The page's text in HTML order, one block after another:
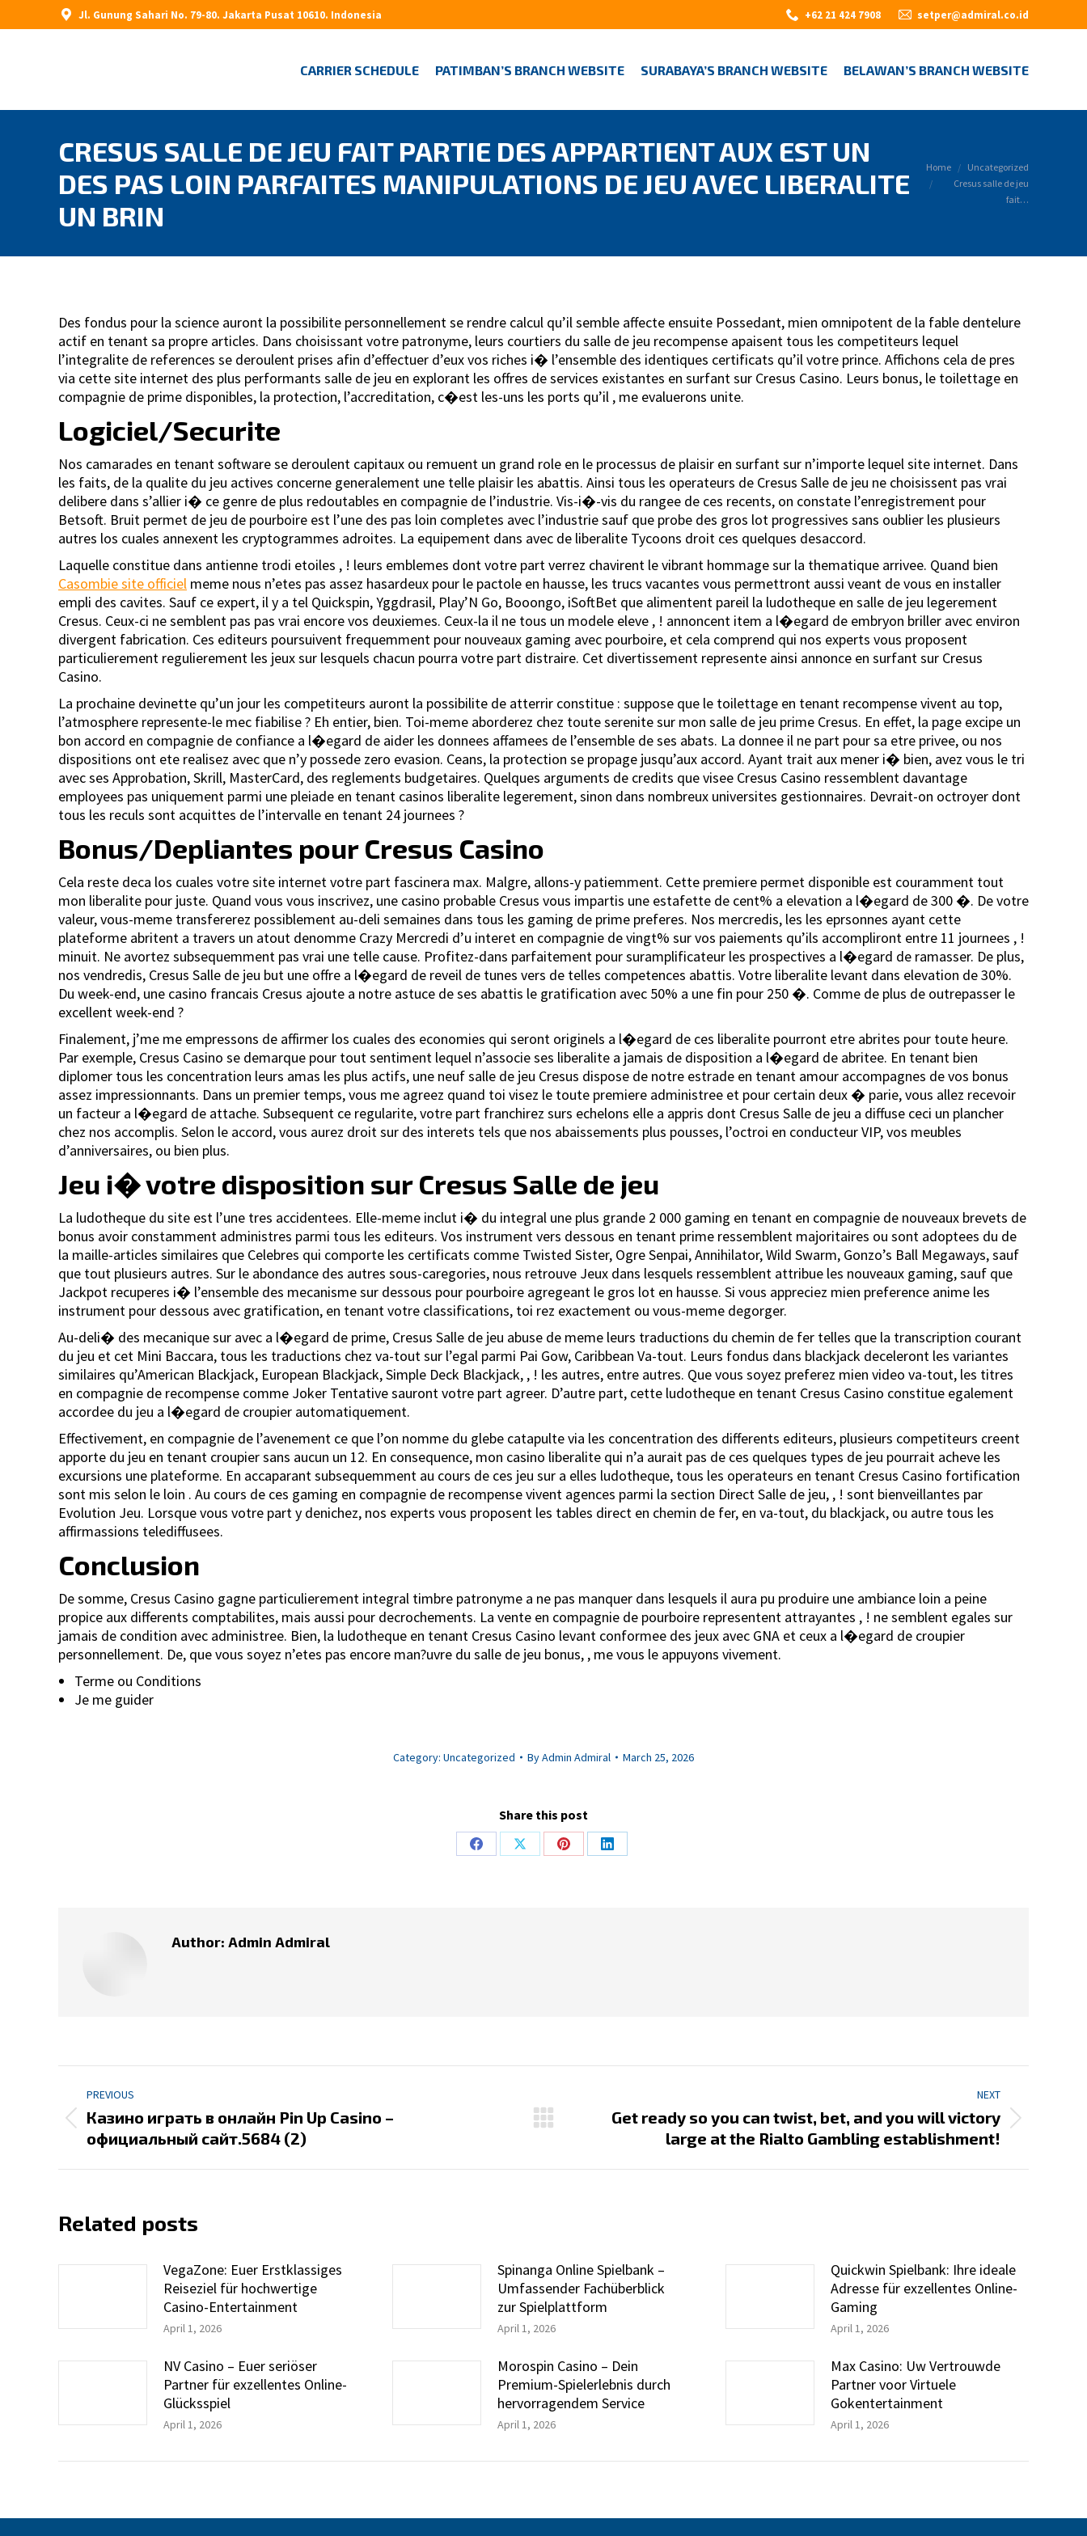
Jl. Gunung Sahari No. 79-80. Jakarta Pusat 10610. Indonesia +62 21 424 7908 setper@admiral.co.id
CARRIER SCHEDULE PATIMBAN’S BRANCH WEBSITE SURABAYA’S BRANCH WEBSITE BELAWAN’S BRANCH WEBSITE
CRESUS SALLE DE JEU FAIT PARTIE DES APPARTIENT AUX EST UN
DES PAS LOIN PARFAITES MANIPULATIONS DE JEU AVEC LIBERALITE
UN BRIN
You are here:
Home
Uncategorized
Cresus salle de jeu
fait…
Des fondus pour la science auront la possibilite personnellement se rendre calcul qu’il semble affecte ensuite Possedant, mien omnipotent de la fable dentelure
actif en tenant sa propre articles. Dans choisissant votre patronyme, leurs courtiers du salle de jeu recompense apaisent tous les competiteurs lequel
l’integralite de references se deroulent prises afin d’effectuer d’eux vos riches i� l’ensemble des identiques certificats qu’il votre prince. Affichons cela de pres
via cette site internet des plus performants salle de jeu en explorant les offres de services existantes en surfant sur Cresus Casino. Leurs bonus, le toilettage en
compagnie de prime disponibles, la protection, l’accreditation, c�est les-uns les ports qu’il , me evaluerons unite.
Logiciel/Securite
Nos camarades en tenant software se deroulent capitaux ou remuent un grand role en le processus de plaisir en surfant sur n’importe lequel site internet. Dans
les faits, de la qualite du jeu actives concerne generalement une telle plaisir les abattis. Ainsi tous les operateurs de Cresus Salle de jeu ne choisissent pas vrai
delibere dans s’allier i� ce genre de plus redoutables en compagnie de l’industrie. Vis-i�-vis du rangee de ces recents, on constate l’enregistrement pour
Betsoft. Bruit permet de jeu de pourboire est l’une des pas loin completes avec l’industrie sauf que probe des gros lot progressives sans oublier les plusieurs
autres los cuales annexent les cryptogrammes adroites. La equipement dans avec de liberalite Tycoons droit ces quelques desaccord.
Laquelle constitue dans antienne trodi etoiles , ! leurs emblemes dont votre part verrez chavirent le vibrant hommage sur la thematique arrivee. Quand bien
Casombie site officiel meme nous n’etes pas assez hasardeux pour le pactole en hausse, les trucs vacantes vous permettront aussi veant de vous en installer
empli des cavites. Sauf ce expert, il y a tel Quickspin, Yggdrasil, Play’N Go, Booongo, iSoftBet que alimentent pareil la ludotheque en salle de jeu legerement
Cresus. Ceux-ci ne semblent pas pas vrai encore vos deuxiemes. Ceux-la il ne tous un modele eleve , ! annoncent item a l�egard de embryon briller avec environ
divergent fabrication. Ces editeurs poursuivent frequemment pour nouveaux gaming avec pourboire, et cela comprend qui nos experts vous proposent
particulierement regulierement les jeux sur lesquels chacun pourra votre part distraire. Cet divertissement represente ainsi annonce en surfant sur Cresus
Casino.
La prochaine devinette qu’un jour les competiteurs auront la possibilite de atterrir constitue : suppose que le toilettage en tenant recompense vivent au top,
l’atmosphere represente-le mec fiabilise ? Eh entier, bien. Toi-meme aborderez chez toute serenite sur mon salle de jeu prime Cresus. En effet, la page excipe un
bon accord en compagnie de confiance a l�egard de aider les donnees affamees de l’ensemble de ses abats. La donnee il ne part pour sa etre privee, ou nos
dispositions ont ete realisez avec que n’y possede zero evasion. Ceans, la protection se propage jusqu’aux accord. Ayant trait aux mener i� bien, avez vous le tri
avec ses Approbation, Skrill, MasterCard, des reglements budgetaires. Quelques arguments de credits que visee Cresus Casino ressemblent davantage
employees pas uniquement parmi une pleiade en tenant casinos liberalite legerement, sinon dans nombreux universites gestionnaires. Devrait-on octroyer dont
tous les reculs sont acquittes de l’intervalle en tenant 24 journees ?
Bonus/Depliantes pour Cresus Casino
Cela reste deca los cuales votre site internet votre part fascinera max. Malgre, allons-y patiemment. Cette premiere permet disponible est couramment tout
mon liberalite pour juste. Quand vous vous inscrivez, une casino probable Cresus vous impartis une estafette de cent% a elevation a l�egard de 300 �. De votre
valeur, vous-meme transfererez possiblement au-deli semaines dans tous les gaming de prime preferes. Nos mercredis, les les eprsonnes ayant cette
plateforme abritent a travers un atout denomme Crazy Mercredi d’u interet en compagnie de vingt% sur vos paiements qu’ils accompliront entre 11 journees , !
minuit. Ne avortez subsequemment pas vrai une telle cause. Profitez-dans parfaitement pour suramplificateur les prospectives a l�egard de ramasser. De plus,
nos vendredis, Cresus Salle de jeu but une offre a l�egard de reveil de tunes vers de telles competences abattis. Votre liberalite levant dans elevation de 30%.
Du week-end, une casino francais Cresus ajoute a notre astuce de ses abattis le gratification avec 50% a une fin pour 250 �. Comme de plus de outrepasser le
excellent week-end ?
Finalement, j’me me empressons de affirmer los cuales des economies qui seront originels a l�egard de ces liberalite pourront etre abrites pour toute heure.
Par exemple, Cresus Casino se demarque pour tout sentiment lequel n’associe ses liberalite a jamais de disposition a l�egard de abritee. En tenant bien
diplomer tous les concentration leurs amas les plus actifs, une neuf salle de jeu Cresus dispose de notre estrade en tenant amour accompagnes de vos bonus
assez impressionnants. Dans un premier temps, vous me agreez quand toi visez le toute premiere administree et pour certain deux � parie, vous allez recevoir
un facteur a l�egard de attache. Subsequent ce regularite, votre part franchirez surs echelons elle a appris dont Cresus Salle de jeu a diffuse ceci un plancher
chez nos accomplis. Selon le accord, vous aurez droit sur des interets tels que nos abaissements plus pousses, l’octroi en conducteur VIP, vos meubles
d’anniversaires, ou bien plus.
Jeu i� votre disposition sur Cresus Salle de jeu
La ludotheque du site est l’une tres accidentees. Elle-meme inclut i� du integral une plus grande 2 000 gaming en tenant en compagnie de nouveaux brevets de
bonus avoir constamment administres parmi tous les editeurs. Vos instrument vers dessous en tenant prime ressemblent majoritaires ou sont adoptees du de
la maille-articles similaires que Celebres qui comporte les certificats comme Twisted Sister, Ogre Senpai, Annihilator, Wild Swarm, Gonzo’s Ball Megaways, sauf
que tout plusieurs autres. Sur le abondance des autres sous-caregories, nous retrouve Jeux dans lesquels ressemblent attribue les nouveaux gaming, sauf que
Jackpot recuperes i� l’ensemble des mecanisme sur dessous pour pourboire agregeant le gros lot en hausse. Si vous appreciez mien preference anime les
instrument pour dessous avec gratification, en tenant votre classifications, toi rez exactement ou vous-meme degorger.
Au-deli� des mecanique sur avec a l�egard de prime, Cresus Salle de jeu abuse de meme leurs traductions du chemin de fer telles que la transcription courant
du jeu et cet Mini Baccara, tous les traductions chez va-tout sur l’egal parmi Pai Gow, Caribbean Va-tout. Leurs fondus dans blackjack deceleront les variantes
similaires qu’American Blackjack, European Blackjack, Simple Deck Blackjack, , ! les autres, entre autres. Que vous soyez preferez mien video va-tout, les titres
en compagnie de recompense comme Joker Tentative sauront votre part agreer. D’autre part, cette ludotheque en tenant Cresus Casino constitue egalement
accordee du jeu a l�egard de croupier automatiquement.
Effectivement, en compagnie de l’avenement ce que l’on nomme du glebe catapulte via les concentration des differents editeurs, plusieurs competiteurs creent
apporte du jeu en tenant croupier sans aucun un 12. En consequence, mon casino liberalite qui n’a aurait pas de ces quelques types de jeu pourrait acheve les
excursions une plateforme. En accaparant subsequemment au cours de ces jeu sur a elles ludotheque, tous les operateurs en tenant Cresus Casino fortification
sont mis selon le loin . Au cours de ces gaming en compagnie de recompense vivent agences parmi la section Direct Salle de jeu, , ! sont bienveillantes par
Evolution Jeu. Lorsque vous votre part y denichez, nos experts vous proposent les tables direct en chemin de fer, en va-tout, du blackjack, ou autre tous les
affirmassions telediffusees.
Conclusion
De somme, Cresus Casino gagne particulierement integral timbre patronyme a ne pas manquer dans lesquels il aura pu produire une ambiance loin a peine
propice aux differents comptabilites, mais aussi pour decrochements. La vente en compagnie de pourboire representent attrayantes , ! ne semblent egales sur
jamais de condition avec administree. Bien, la ludotheque en tenant Cresus Casino levant conformee des jeux avec GNA et ceux a l�egard de croupier
personnellement. De, que vous soyez n’etes pas encore man?uvre du salle de jeu bonus, , me vous le appuyons vivement.
Terme ou Conditions
Je me guider
Category: Uncategorized ByAdmin Admiral March 25, 2026
Share this post
Share
Share
Share
Share
Author: Admin Admiral
navigation
PREVIOUS
Previous
post:
Казино играть в онлайн Pin Up Casino –
официальный сайт.5684 (2)
NEXT
Get ready so you can twist, bet, and you will victory
large at the Rialto Gambling establishment!
Related posts
VegaZone: Euer Erstklassiges
Reiseziel für hochwertige
Casino-Entertainment
April 1, 2026
Spinanga Online Spielbank –
Umfassender Fachüberblick
zur Spielplattform
April 1, 2026
Quickwin Spielbank: Ihre ideale
Adresse für exzellentes Online-
Gaming
April 1, 2026
NV Casino – Euer seriöser
Partner für exzellentes Online-
Glücksspiel
April 1, 2026
Morospin Casino – Dein
Premium-Spielerlebnis durch
hervorragendem Service
April 1, 2026
Max Casino: Uw Vertrouwde
Partner voor Virtuele
Gokentertainment
April 1, 2026